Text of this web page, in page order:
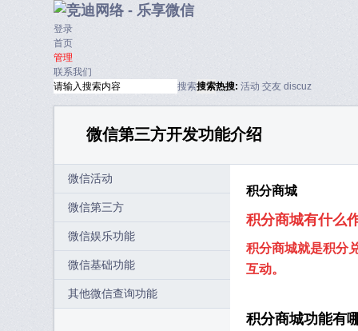
登录
首页
管理
联系我们
搜索搜索热搜: 活动 交友 discuz
微信第三方开发功能介绍
微信活动
微信第三方
微信娱乐功能
微信基础功能
其他微信查询功能
积分商城
积分商城有什么
积分商城就是积分
互动。
积分商城功能有